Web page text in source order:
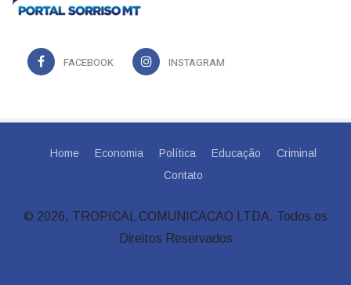
FACEBOOK INSTAGRAM
Home Economia Política Educação
Criminal
Contato
© 2026, TROPICAL COMUNICACAO LTDA. Todos os
Direitos Reservados